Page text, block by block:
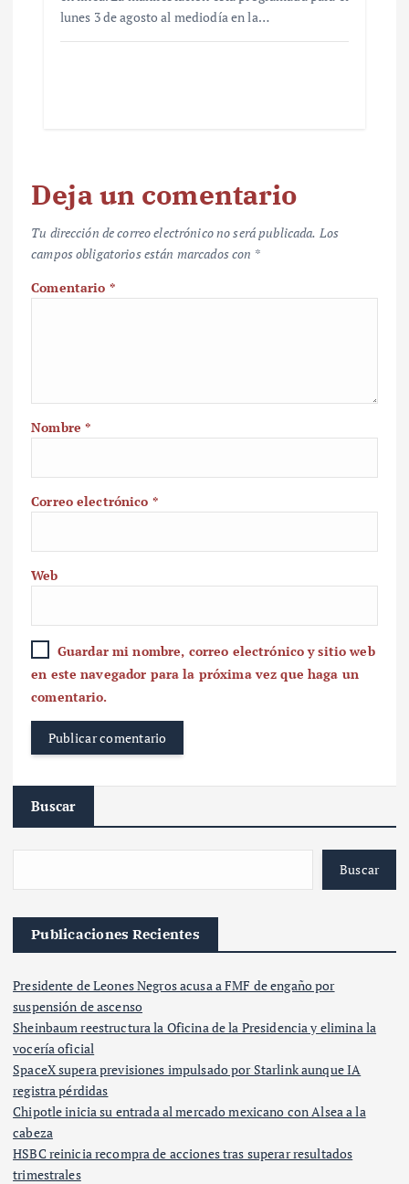
lunes 3 de agosto al mediodía en la…
Deja un comentario
Tu dirección de correo electrónico no será publicada. Los
campos obligatorios están marcados con *
Comentario *
Nombre*
Correo electrónico *
Web
Guardar mi nombre, correo electrónico y sitio web
en este navegador para la próxima vez que haga un
comentario.
Buscar
Buscar
Publicaciones Recientes
Presidente de Leones Negros acusa a FMF de engaño por
suspensión de ascenso
Sheinbaum reestructura la Oficina de la Presidencia y elimina la
vocería oficial
SpaceX supera previsiones impulsado por Starlink aunque IA
registra pérdidas
Chipotle inicia su entrada al mercado mexicano con Alsea a la
cabeza
HSBC reinicia recompra de acciones tras superar resultados
trimestrales